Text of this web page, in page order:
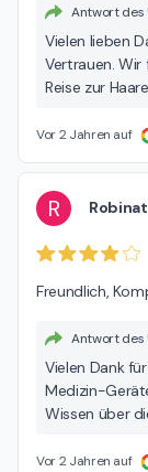
Antwort des
Vielen lieben
Vertrauen. Wir
Reise zur
Vor 2 Jahren auf
R
Freundlich,
Antwort des
Vielen Dank
Medizin-
Wissen über
einer
Vor 2 Jahren auf